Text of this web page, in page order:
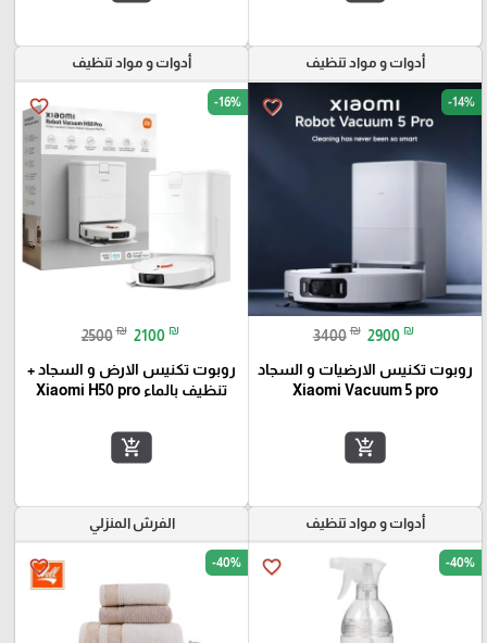
أدوات و مواد تنظيف
favorite_border -14%
3400 ₪ 2900 ₪
روبوت تكنيس الارضيات و السجاد
Xiaomi Vacuum 5 pro
add_shopping_cart
أدوات و مواد تنظيف
favorite_border -16%
2500 ₪ 2100 ₪
روبوت تكنيس الارض و السجاد +
تنظيف بالماء Xiaomi H50 pro
add_shopping_cart
أدوات و مواد تنظيف
favorite_border -40%
الفرش المنزلي
favorite_border -40%